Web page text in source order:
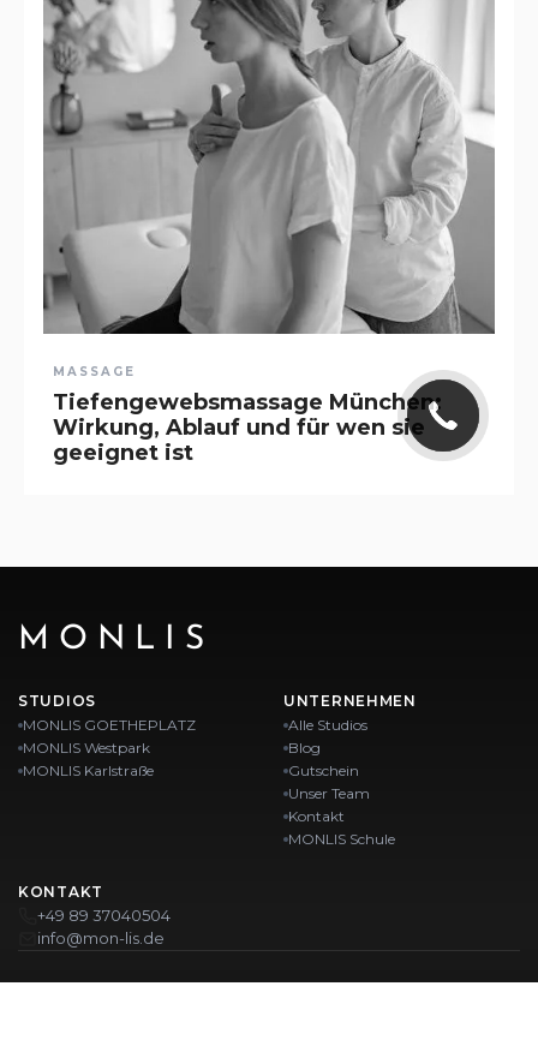
MASSAGE
Tiefengewebsmassage München:
Wirkung, Ablauf und für wen sie
geeignet ist
MONLIS
STUDIOS
MONLIS GOETHEPLATZ
MONLIS Westpark
MONLIS Karlstraße
UNTERNEHMEN
Alle Studios
Blog
Gutschein
Unser Team
Kontakt
MONLIS Schule
KONTAKT
+49 89 37040504
info@mon-lis.de